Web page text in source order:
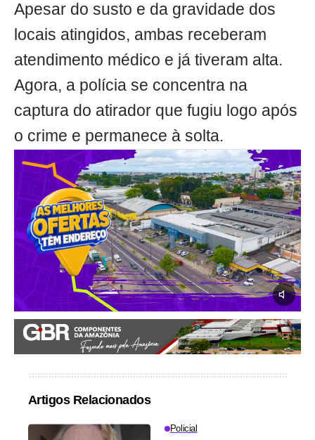
Apesar do susto e da gravidade dos
locais atingidos, ambas receberam
atendimento médico e já tiveram alta.
Agora, a polícia se concentra na
captura do atirador que fugiu logo após
o crime e permanece à solta.
Artigos Relacionados
Policial